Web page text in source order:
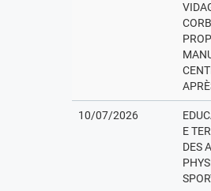
10/07/2026
E
DES